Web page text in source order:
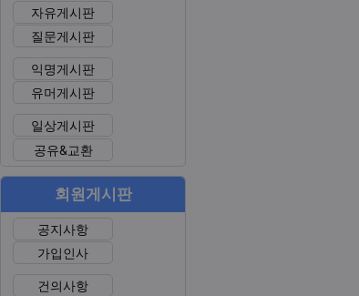
자유게시판
질문게시판
익명게시판
유머게시판
일상게시판
공유&교환
회원게시판
공지사항
가입인사
건의사항